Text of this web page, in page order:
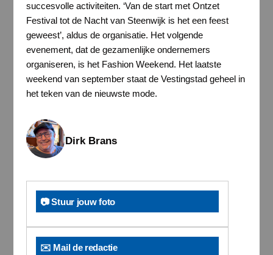
succesvolle activiteiten. ‘Van de start met Ontzet
Festival tot de Nacht van Steenwijk is het een feest
geweest’, aldus de organisatie. Het volgende
evenement, dat de gezamenlijke ondernemers
organiseren, is het Fashion Weekend. Het laatste
weekend van september staat de Vestingstad geheel in
het teken van de nieuwste mode.
Dirk Brans
📷 Stuur jouw foto
✉️ Mail de redactie